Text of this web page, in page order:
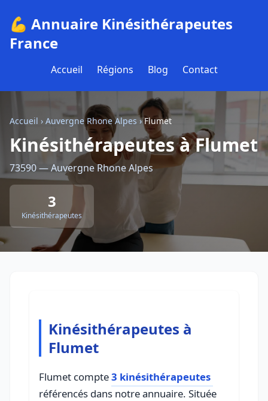
💪 Annuaire Kinésithérapeutes
France
Accueil Régions Blog Contact
Accueil › Auvergne Rhone Alpes ›Flumet
Kinésithérapeutes à Flumet
73590 — Auvergne Rhone Alpes
3
Kinésithérapeutes
Kinésithérapeutes à
Flumet
Flumet compte3 kinésithérapeutes
référencés dans notre annuaire. Située